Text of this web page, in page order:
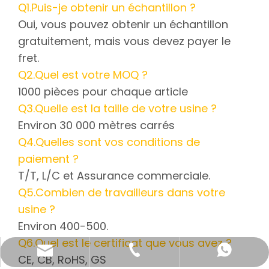
Q1.Puis-je obtenir un échantillon ?
Oui, vous pouvez obtenir un échantillon
gratuitement, mais vous devez payer le
fret.
Q2.Quel est votre MOQ ?
1000 pièces pour chaque article
Q3.Quelle est la taille de votre usine ?
Environ 30 000 mètres carrés
Q4.Quelles sont vos conditions de
paiement ?
T/T, L/C et Assurance commerciale.
Q5.Combien de travailleurs dans votre
usine ?
Environ 400-500.
Q6.Quel est le certificat que vous avez ?
CE, CB, RoHS, GSkaty@jmhomemaster.com
+86-750-3318790
WhatsApp